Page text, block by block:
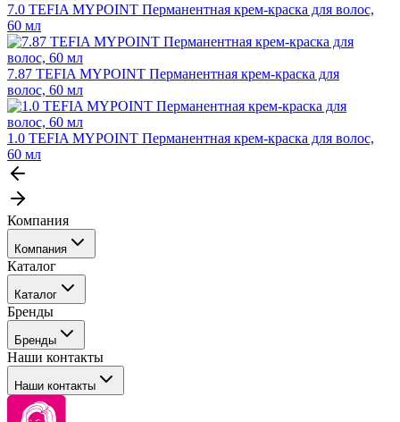
7.0 TEFIA MYPOINT Перманентная крем-краска для волос,
60 мл
7.87 TEFIA MYPOINT Перманентная крем-краска для
волос, 60 мл
1.0 TEFIA MYPOINT Перманентная крем-краска для волос,
60 мл
Компания
Компания
События
Покупателю
Каталог
Каталог
Профессиональные средства для окрашивания волос
Сервисные средства
Уход
Стайлинг
Брови и ресницы
Барберинг
Бренды
Бренды
Tefia
Concept
Kezy
Наши контакты
Наши контакты